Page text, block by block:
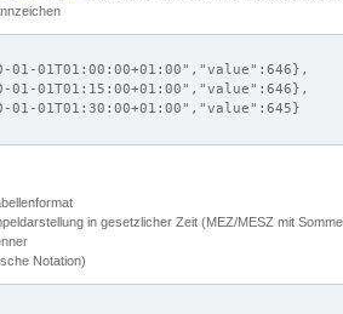
01-01T01:00:00+01:00","value":646},
01-01T01:15:00+01:00","value":646},
01-01T01:30:00+01:00","value":645}
in gesetzlicher Zeit (MEZ/MESZ mit
Notation)